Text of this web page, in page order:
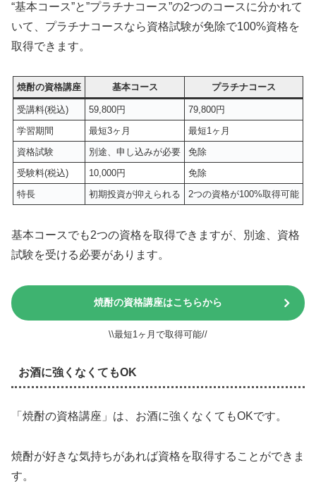
“基本コース”と”プラチナコース”の2つのコースに分かれて
いて、プラチナコースなら資格試験が免除で100%資格を
取得できます。
焼酎の資格講座 基本コース プラチナコース
受講料(税込) 59,800円
79,800円
学習期間
最短3ヶ月
最短1ヶ月
資格試験
別途、申し込みが必要
免除
受験料(税込)
10,000円
免除
特長
初期投資が抑えられる 2つの資格が100%取得可能
基本コースでも2つの資格を取得できますが、別途、資格
試験を受ける必要があります。
焼酎の資格講座はこちらから
\\最短1ヶ月で取得可能//
お酒に強くなくてもOK
「焼酎の資格講座」は、お酒に強くなくてもOKです。
焼酎が好きな気持ちがあれば資格を取得することができま
す。